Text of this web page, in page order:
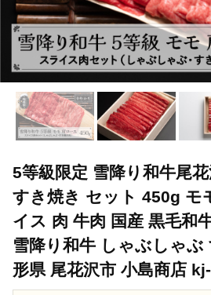
5等級限定 雪降り和牛尾
すき焼き セット 450g モ
イス 肉 牛肉 国産 黒毛和
雪降り和牛 しゃぶしゃぶ
形県 尾花沢市 小島商店